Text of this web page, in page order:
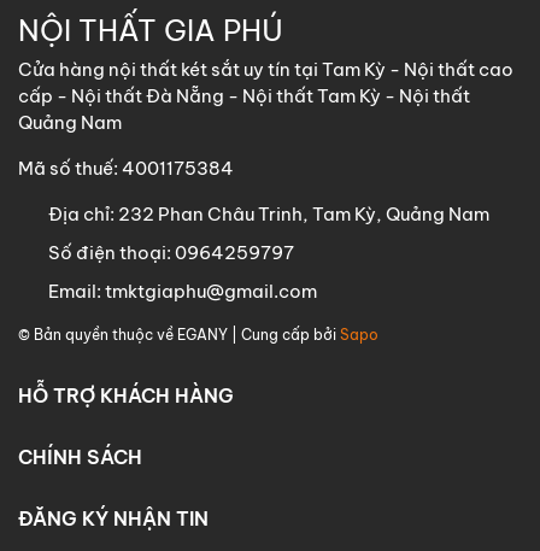
NỘI THẤT GIA PHÚ
Cửa hàng nội thất két sắt uy tín tại Tam Kỳ - Nội thất cao
cấp - Nội thất Đà Nẵng - Nội thất Tam Kỳ - Nội thất
Quảng Nam
Mã số thuế: 4001175384
Địa chỉ: 232 Phan Châu Trinh, Tam Kỳ, Quảng Nam
Số điện thoại: 0964259797
Email: tmktgiaphu@gmail.com
© Bản quyền thuộc về EGANY | Cung cấp bởi Sapo
HỖ TRỢ KHÁCH HÀNG
CHÍNH SÁCH
ĐĂNG KÝ NHẬN TIN